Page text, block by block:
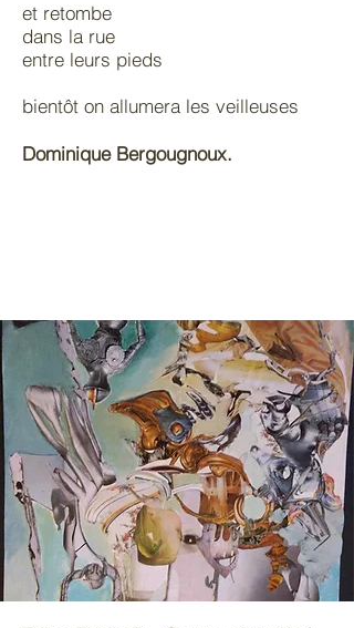
et retombe
dans la rue
entre leurs pieds
bientôt on allumera les veilleuses
Dominique Bergougnoux.